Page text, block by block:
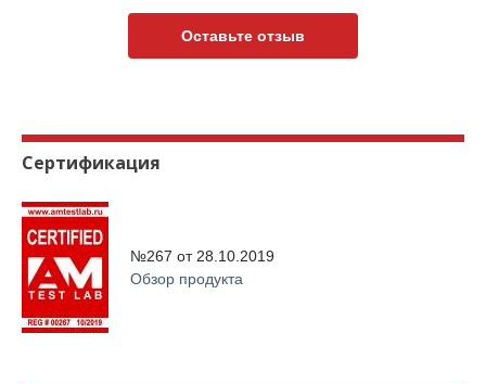
Оставьте отзыв
Сертификация
№267 от 28.10.2019
Обзор продукта